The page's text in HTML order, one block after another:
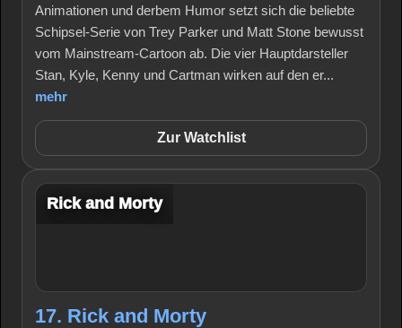
Animationen und derbem Humor setzt sich die beliebte
Schipsel-Serie von Trey Parker und Matt Stone bewusst
vom Mainstream-Cartoon ab. Die vier Hauptdarsteller
Stan, Kyle, Kenny und Cartman wirken auf den er...
mehr
Zur Watchlist
Rick and Morty
17. Rick and Morty